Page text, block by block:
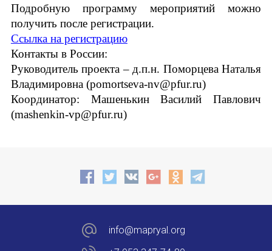
КОНГРЕССЫ
XIII КОНГРЕСС МАПРЯЛ
XIV КОНГРЕСС МАПРЯЛ
XV КОНГРЕСС МАПРЯЛ
ПРОЕКТЫ
Международная конференция по РКИ в
Подробную программу мероприятий можно
получить после регистрации.
Ссылка на регистрацию
Контакты в России:
Руководитель проекта – д.п.н. Поморцева Наталья
Владимировна (pomortseva-nv@pfur.ru)
Координатор: Машенькин Василий Павлович
(mashenkin-vp@pfur.ru)
info@mapryal.org
СООБЩЕНИЕ
E-MAIL
Подписаться